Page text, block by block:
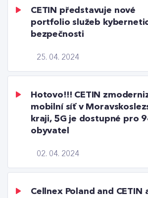
25. 04. 2024
CETIN představuje nové
portfolio služeb
bezpečnosti
02. 04. 2024
Hotovo!!! CETIN
mobilní síť v
kraji, 5G je dostupné pro
obyvatel
Cellnex Poland and CETIN